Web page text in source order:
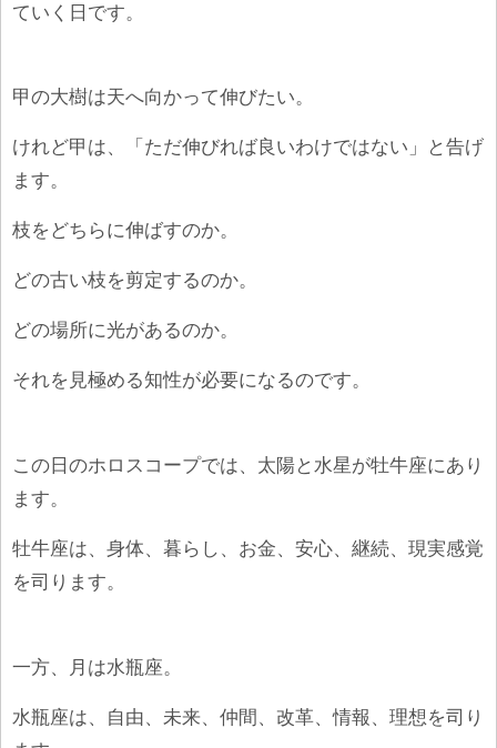
ていく日です。
甲の大樹は天へ向かって伸びたい。
けれど甲は、「ただ伸びれば良いわけではない」と告げ
ます。
枝をどちらに伸ばすのか。
どの古い枝を剪定するのか。
どの場所に光があるのか。
それを見極める知性が必要になるのです。
この日のホロスコープでは、太陽と水星が牡牛座にあり
ます。
牡牛座は、身体、暮らし、お金、安心、継続、現実感覚
を司ります。
一方、月は水瓶座。
水瓶座は、自由、未来、仲間、改革、情報、理想を司り